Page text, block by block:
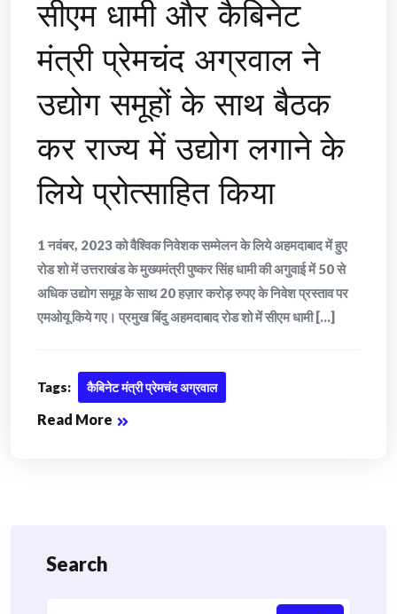
सीएम धामी और कैबिनेट
मंत्री प्रेमचंद अग्रवाल ने
उद्योग समूहों के साथ बैठक
कर राज्य में उद्योग लगाने के
लिये प्रोत्साहित किया
1 नवंबर, 2023 को वैश्विक निवेशक सम्मेलन के लिये अहमदाबाद में हुए
रोड शो में उत्तराखंड के मुख्यमंत्री पुष्कर सिंह धामी की अगुवाई में 50 से
अधिक उद्योग समूह के साथ 20 हज़ार करोड़ रुपए के निवेश प्रस्ताव पर
एमओयू किये गए। प्रमुख बिंदु अहमदाबाद रोड शो में सीएम धामी [...]
Tags: कैबिनेट मंत्री प्रेमचंद अग्रवाल
Read More
Search